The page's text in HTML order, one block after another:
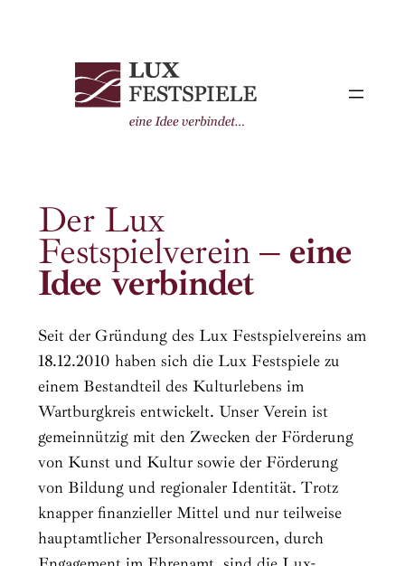
Der Lux
Festspielverein– eine
Idee verbindet
Seit der Gründung des Lux Festspielvereins am
18.12.2010 haben sich die Lux Festspiele zu
einem Bestandteil des Kulturlebens im
Wartburgkreis entwickelt. Unser Verein ist
gemeinnützig mit den Zwecken der Förderung
von Kunst und Kultur sowie der Förderung
von Bildung und regionaler Identität. Trotz
knapper finanzieller Mittel und nur teilweise
hauptamtlicher Personalressourcen, durch